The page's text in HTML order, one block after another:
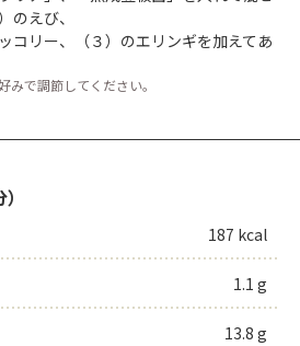
のえび、
コリー、（３）のエリンギを加えてあ
みで調節してください。
187 kcal
1.1 g
13.8 g